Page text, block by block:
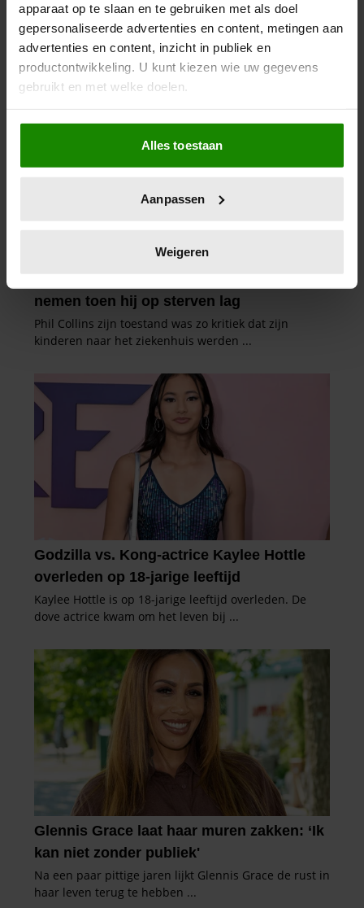
apparaat op te slaan en te gebruiken met als doel
gepersonaliseerde advertenties en content, metingen aan
advertenties en content, inzicht in publiek en
productontwikkeling. U kunt kiezen wie uw gegevens
gebruikt en met welke doelen.
Als u het toestaat, willen we ook graag:
Informatie verzamelen over uw geografische
locatie, die tot een paar meter nauwkeurig kan zijn
scannen op specifieke eigenschappen (fingerprinting)
verwerkt en stel uw voorkeuren in het
intrekken in de Cookieverklaring.
We gebruiken cookies om content en advertenties te
personaliseren, om functies voor social media te bieden
informatie over uw gebruik van onze site met onze
partners voor social media, adverteren en analyse. Deze
partners kunnen deze gegevens combineren met andere
informatie die u aan ze heeft verstrekt of die ze hebben
verzameld op basis van uw gebruik van hun services. U
gaat akkoord met onze cookies als u onze website blijft
Alles toestaan
Aanpassen
Weigeren